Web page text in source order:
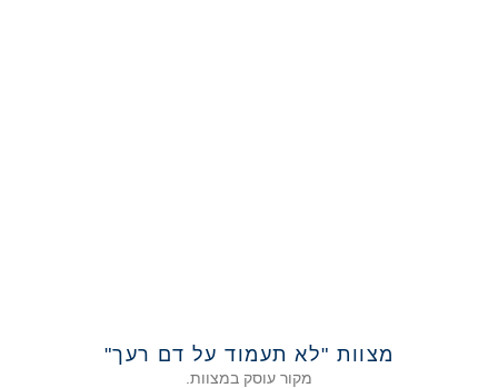
מצוות "לא תעמוד על דם רעך"
מקור עוסק במצוות.